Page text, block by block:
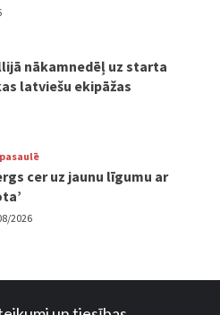
nākamnedēļ uz starta
latviešu ekipāžas
cer uz jaunu līgumu ar
2026